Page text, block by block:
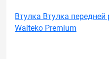
Втулка Втулка
Waiteko Premium